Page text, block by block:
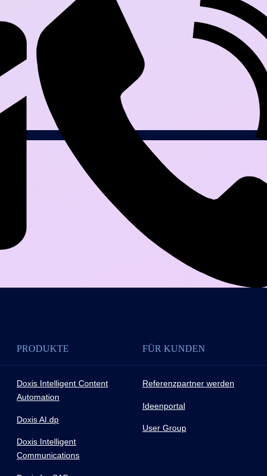
PRODUKTE
Doxis Intelligent Content
Automation
Doxis AI.dp
Doxis Intelligent
Communications
FÜR KUNDEN
Referenzpartner werden
Ideenportal
User Group